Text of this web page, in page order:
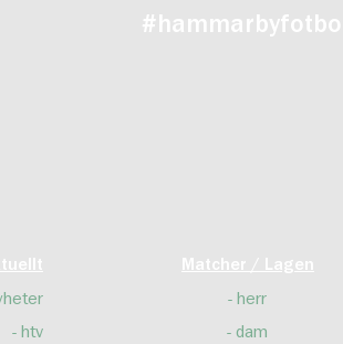
#hammarbyfotboll
htv
Matcher / Lagen
herr
dam